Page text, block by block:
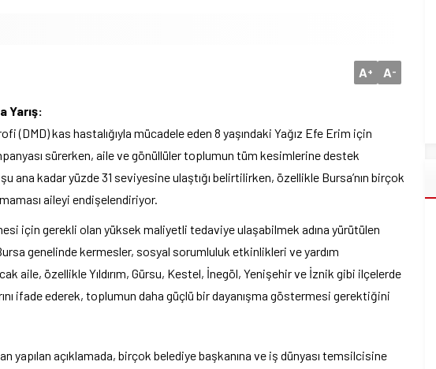
A+ A-
Yarış:
(DMD) kas hastalığıyla mücadele eden 8 yaşındaki Yağız Efe Erim için
sürerken, aile ve gönüllüler toplumun tüm kesimlerine destek
ana kadar yüzde 31 seviyesine ulaştığı belirtilirken, özellikle Bursa’nın birçok
aileyi endişelendiriyor.
için gerekli olan yüksek maliyetli tedaviye ulaşabilmek adına yürütülen
genelinde kermesler, sosyal sorumluluk etkinlikleri ve yardım
aile, özellikle Yıldırım, Gürsu, Kestel, İnegöl, Yenişehir ve İznik gibi ilçelerde
ifade ederek, toplumun daha güçlü bir dayanışma göstermesi gerektiğini
yapılan açıklamada, birçok belediye başkanına ve iş dünyası temsilcisine